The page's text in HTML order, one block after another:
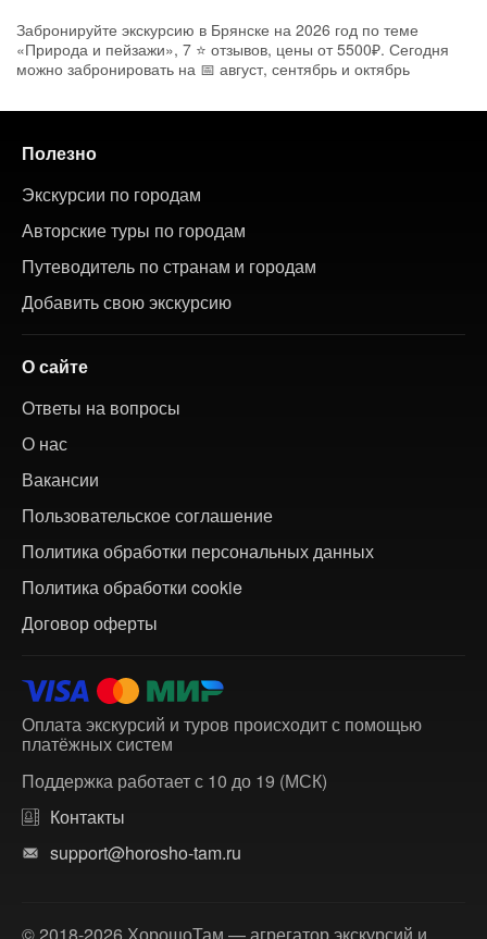
Забронируйте экскурсию в Брянске на 2026 год по теме
«Природа и пейзажи», 7 ⭐ отзывов, цены от 5500₽. Сегодня
можно забронировать на 📅 август, сентябрь и октябрь
Полезно
Экскурсии по городам
Авторские туры по городам
Путеводитель по странам и городам
Добавить свою экскурсию
О сайте
Ответы на вопросы
О нас
Вакансии
Пользовательское соглашение
Политика обработки персональных данных
Политика обработки cookie
Договор оферты
Оплата экскурсий и туров происходит с помощью
платёжных систем
Поддержка работает с 10 до 19 (МСК)
Контакты
support@horosho-tam.ru